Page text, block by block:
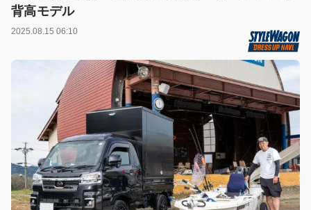
背高モデル
2025.08.15 06:10